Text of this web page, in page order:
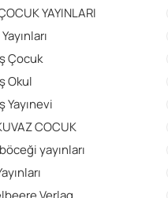
YAYINLARI
Çocuk
Okul
Yayınevi
COCUK
yayınları